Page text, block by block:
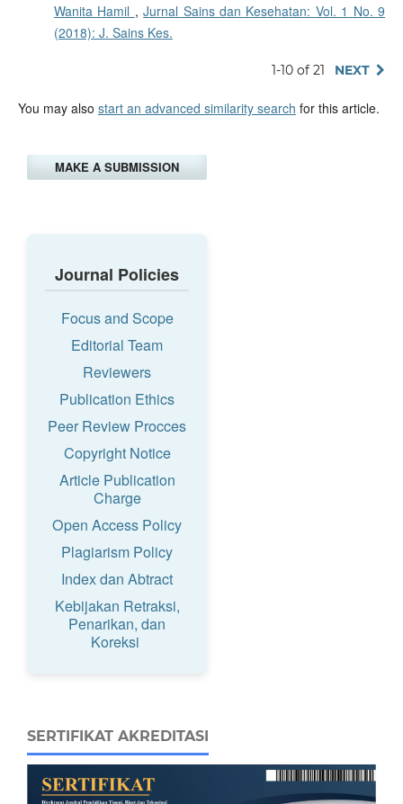
Wanita Hamil ,Jurnal Sains dan Kesehatan: Vol. 1 No. 9
(2018): J. Sains Kes.
1-10 of 21 NEXT
You may also start an advanced similarity search for this article.
MAKE A SUBMISSION
Journal Policies
Focus and Scope
Editorial Team
Reviewers
Publication Ethics
Peer Review Procces
Copyright Notice
Article Publication
Charge
Open Access Policy
Plagiarism Policy
Index dan Abtract
Kebijakan Retraksi,
Penarikan, dan
Koreksi
SERTIFIKAT AKREDITASI